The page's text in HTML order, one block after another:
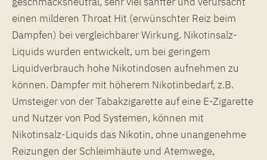
einen milderen Throat Hit (erwünschter Reiz beim
Dampfen) bei vergleichbarer Wirkung. Nikotinsalz-
Liquids wurden entwickelt, um bei geringem
Liquidverbrauch hohe Nikotindosen aufnehmen zu
können. Dampfer mit höherem Nikotinbedarf, z.B.
Umsteiger von der Tabakzigarette auf eine E-Zigarette
und Nutzer von Pod Systemen, können mit
Nikotinsalz-Liquids das Nikotin, ohne unangenehme
Reizungen der Schleimhäute und Atemwege,